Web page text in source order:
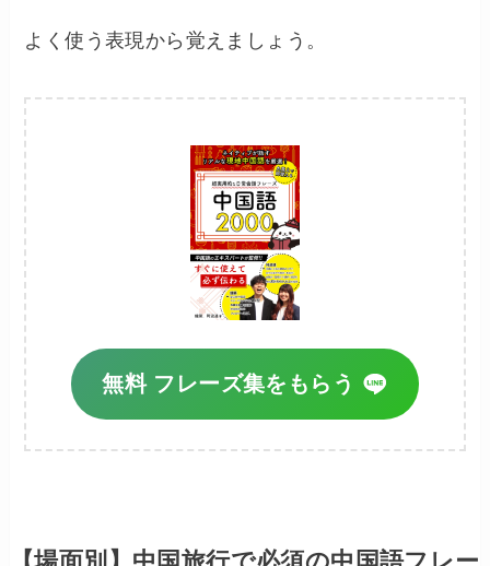
よく使う表現から覚えましょう。
無料 フレーズ集をもらう